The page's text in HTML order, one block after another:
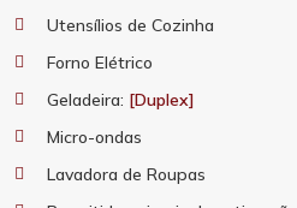
Utensílios de Cozinha
Forno Elétrico
Geladeira: [Duplex]
Micro-ondas
Lavadora de Roupas